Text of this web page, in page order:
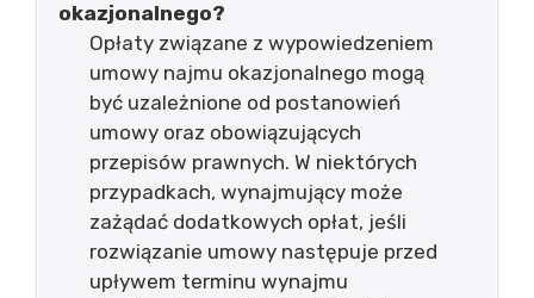
okazjonalnego?
Opłaty związane z wypowiedzeniem
umowy najmu okazjonalnego mogą
być uzależnione od postanowień
umowy oraz obowiązujących
przepisów prawnych. W niektórych
przypadkach, wynajmujący może
zażądać dodatkowych opłat, jeśli
rozwiązanie umowy następuje przed
upływem terminu wynajmu